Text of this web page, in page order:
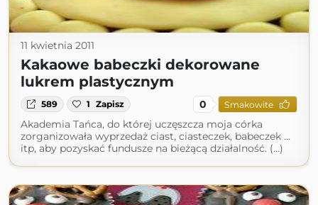
11 kwietnia 2011
Kakaowe babeczki dekorowane
lukrem plastycznym
589 1 Zapisz 0 Smakowite
Akademia Tańca, do której uczęszcza moja córka
zorganizowała wyprzedaż ciast, ciasteczek, babeczek ...
itp, aby pozyskać fundusze na bieżącą działalność. (...)